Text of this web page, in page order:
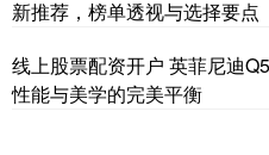
新推荐，榜单透视与选择要点
线上股票配资开户 英菲尼迪
性能与美学的完美平衡